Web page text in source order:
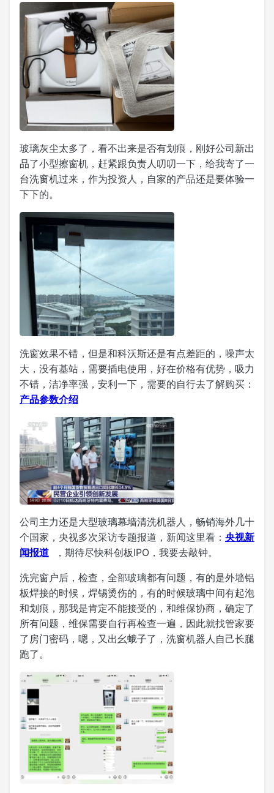
玻璃灰尘太多了，看不出来是否有划痕，刚好公司新出
品了小型擦窗机，赶紧跟负责人叨叨一下，给我寄了一
台洗窗机过来，作为投资人，自家的产品还是要体验一
下下的。
洗窗效果不错，但是和科沃斯还是有点差距的，噪声太
大，没有基站，需要插电使用，好在价格有优势，吸力
不错，洁净率强，安利一下，需要的自行去了解购买：
产品参数介绍
公司主力还是大型玻璃幕墙清洗机器人，畅销海外几十
个国家，央视多次采访专题报道，新闻这里看： 央视新
闻报道 ，期待尽快科创板IPO，我要去敲钟。
洗完窗户后，检查，全部玻璃都有问题，有的是外墙铝
板焊接的时候，焊锡烫伤的，有的时候玻璃中间有起泡
和划痕，那我是肯定不能接受的，和维保协商，确定了
所有问题，维保需要自行再检查一遍，因此就找管家要
了房门密码，嗯，又出幺蛾子了，洗窗机器人自己长腿
跑了。